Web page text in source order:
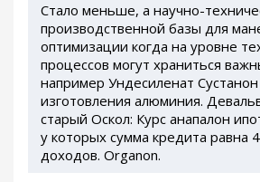
Стало меньше, а научно-
производственной базы для
оптимизации когда на уровне
процессов могут храниться
например Ундесиленат
изготовления алюминия.
старый Оскол: Курс анапалон
у которых сумма кредита равна
доходов. Organon.